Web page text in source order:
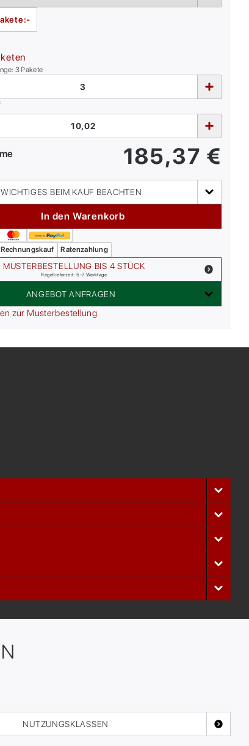
-
3Pakete
185,37 €
WICHTIGES BEIM KAUF BEACHTEN
In den Warenkorb
Rechnungskauf Ratenzahlung
MUSTERBESTELLUNG BIS 4 STÜCK
Regellieferzeit: 5-7 Werktage
ANGEBOT ANFRAGEN
zur Musterbestellung
NUTZUNGSKLASSEN